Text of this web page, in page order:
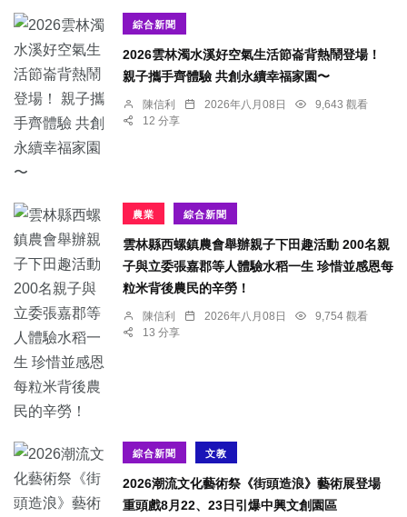
綜合新聞
2026雲林濁水溪好空氣生活節崙背熱鬧登場！
親子攜手齊體驗 共創永續幸福家園〜
陳信利 2026年八月08日
9,643 觀看
12 分享
農業 綜合新聞
雲林縣西螺鎮農會舉辦親子下田趣活動 200名親
子與立委張嘉郡等人體驗水稻一生 珍惜並感恩每
粒米背後農民的辛勞！
陳信利 2026年八月08日
9,754 觀看
13 分享
綜合新聞 文教
2026潮流文化藝術祭《街頭造浪》藝術展登場
重頭戲8月22、23日引爆中興文創園區